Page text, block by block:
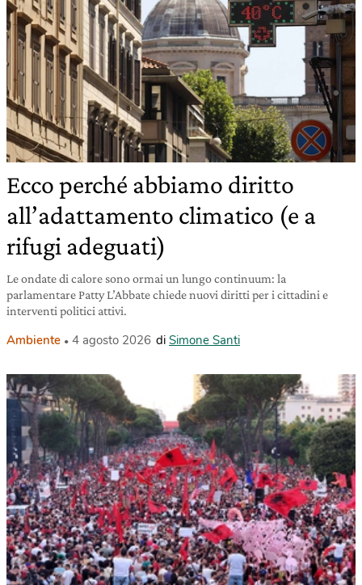
Ecco perché abbiamo diritto
all’adattamento climatico (e a
rifugi adeguati)
Le ondate di calore sono ormai un lungo continuum: la
parlamentare Patty L’Abbate chiede nuovi diritti per i cittadini e
interventi politici attivi.
Ambiente 4 agosto 2026 di Simone Santi